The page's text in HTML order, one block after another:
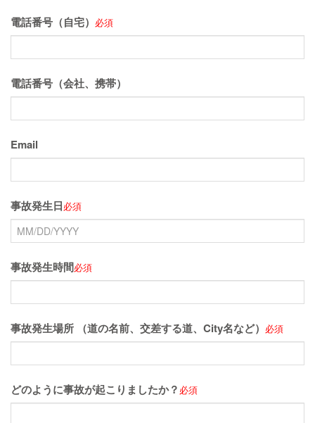
電話番号（自宅） 必須
電話番号（会社、携帯）
Email
事故発生日必須
事故発生時間必須
事故発生場所 （道の名前、交差する道、City名など） 必須
どのように事故が起こりましたか？ 必須